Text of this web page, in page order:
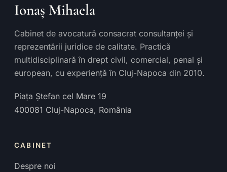
Ionaș Mihaela
Cabinet de avocatură consacrat consultanței și
reprezentării juridice de calitate. Practică
multidisciplinară în drept civil, comercial, penal și
european, cu experiență în Cluj-Napoca din 2010.
Piața Ștefan cel Mare 19
400081 Cluj-Napoca, România
CABINET
Despre noi